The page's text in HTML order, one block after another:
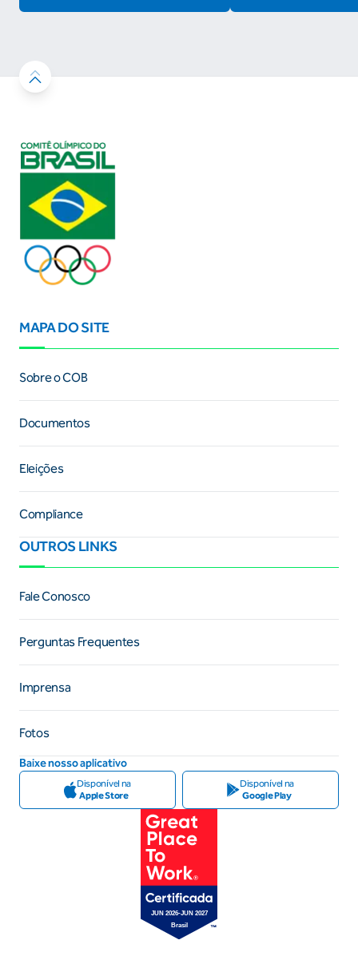
MAPA DO SITE
Sobre o COB
Documentos
Eleições
Compliance
OUTROS LINKS
Fale Conosco
Perguntas Frequentes
Imprensa
Fotos
Baixe nosso aplicativo
Disponível na
Apple Store
Disponível na
Google Play